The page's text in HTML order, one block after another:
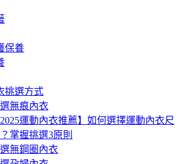
保養
挑選方式
無痕內衣
2025運動內衣推薦】如何選擇運動內衣尺
掌握挑選3原則
無鋼圈內衣